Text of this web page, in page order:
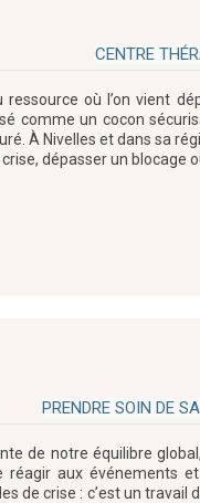
CENTRE
où l’on vient
comme un cocon
À Nivelles et dans sa
dépasser un blocage
PRENDRE SOIN DE
de notre équilibre
réagir aux événements
de crise : c’est un